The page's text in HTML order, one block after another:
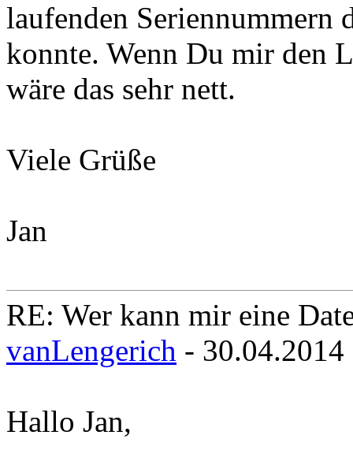
laufenden Seriennummern
konnte. Wenn Du mir den
wäre das sehr nett.
Viele Grüße
Jan
RE: Wer kann mir eine
vanLengerich - 30.04.2014
Hallo Jan,